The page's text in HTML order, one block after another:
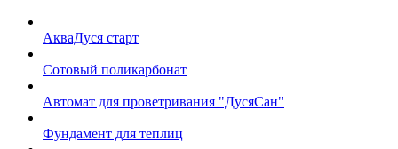
АкваДуся старт
Сотовый поликарбонат
Автомат для проветривания "ДусяСан"
Фундамент для теплиц